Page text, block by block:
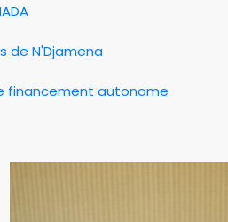
de N'Djamena
financement autonome